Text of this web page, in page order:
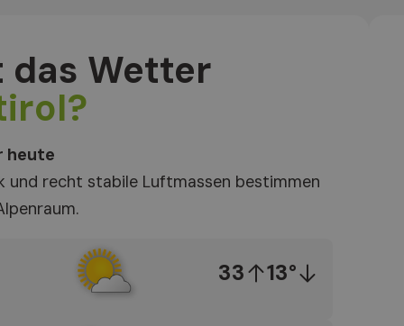
das Wetter
heute
und recht stabile Luftmassen bestimmen
33 13°